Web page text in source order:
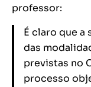
professor:
É claro que a
das
previstas no
processo